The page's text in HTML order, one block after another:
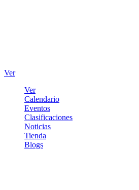
Ver
Ver
Calendario
Eventos
Clasificaciones
Noticias
Tienda
Blogs